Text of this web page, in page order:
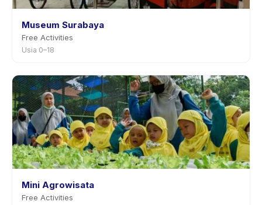
Museum Surabaya
Free Activities
Usia 0–18
Mini Agrowisata
Free Activities